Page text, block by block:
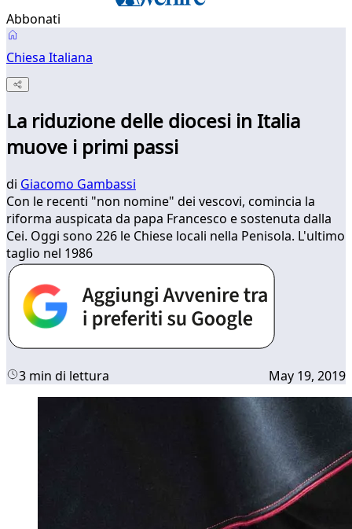
Abbonati
Chiesa Italiana
La riduzione delle diocesi in Italia
muove i primi passi
di Giacomo Gambassi
Con le recenti "non nomine" dei vescovi, comincia la
riforma auspicata da papa Francesco e sostenuta dalla
Cei. Oggi sono 226 le Chiese locali nella Penisola. L'ultimo
taglio nel 1986
3 min di lettura May 19, 2019